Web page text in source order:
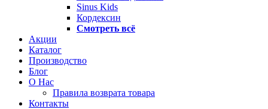
Sinus Kids
Кордексин
Смотреть всё
Акции
Каталог
Производство
Блог
О Нас
Правила возврата товара
Контакты